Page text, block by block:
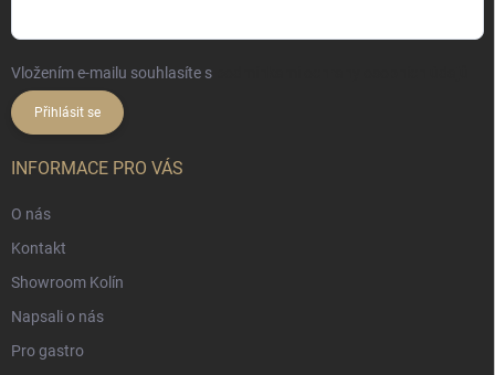
Vložením e-mailu souhlasíte s
Přihlásit se
INFORMACE PRO VÁS
O nás
Kontakt
Showroom Kolín
Napsali o nás
Pro gastro